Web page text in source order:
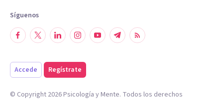
Síguenos
Accede Regístrate
© Copyright 2026Psicología y Mente. Todos los derechos